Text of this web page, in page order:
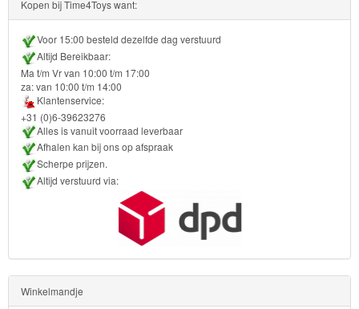
Kopen bij Time4Toys want:
Voor 15:00 besteld dezelfde dag verstuurd
Altijd Bereikbaar:
Ma t/m Vr van 10:00 t/m 17:00
za: van 10:00 t/m 14:00
Klantenservice:
+31 (0)6-39623276
Alles is vanuit voorraad leverbaar
Afhalen kan bij ons op afspraak
Scherpe prijzen.
Altijd verstuurd via:
Winkelmandje